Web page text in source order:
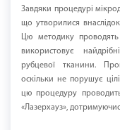
Завдяки процедурі
що утворилися
Цю методику
використовує
рубцевої тканини.
оскільки не порушує
цю процедуру
«Лазерхауз»,